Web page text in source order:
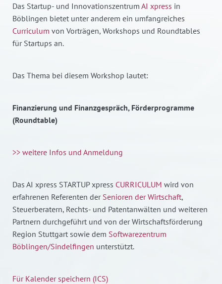
Das Startup- und Innovationszentrum AI xpress in
Böblingen bietet unter anderem ein umfangreiches
Curriculum von Vorträgen, Workshops und Roundtables
für Startups an.
Das Thema bei diesem Workshop lautet:
Finanzierung und Finanzgespräch, Förderprogramme
(Roundtable)
>> weitere Infos und Anmeldung
Das AI xpress STARTUP xpress CURRICULUM wird von
erfahrenen Referenten der Senioren der Wirtschaft,
Steuerberatern, Rechts- und Patentanwälten und weiteren
Partnern durchgeführt und von der Wirtschaftsförderung
Region Stuttgart sowie dem Softwarezentrum
Böblingen/Sindelfingen unterstützt.
Für Kalender speichern (ICS)